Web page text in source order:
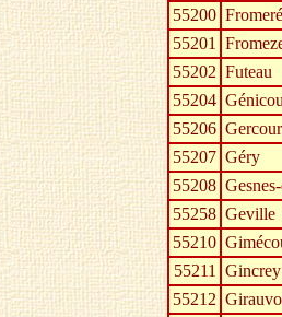
55200
55201
55202 Futeau
55204
55206
55207 Géry
55208
55258 Geville
55210
55211 Gincrey
55212